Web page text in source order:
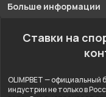
Больше информации
Ставки на
OLIMPBET — официальный
индустрии не только в